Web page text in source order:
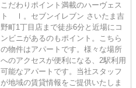
こだわりポイント満載のハーヴェス
ト Ⅰ。セブンイレブン さいたま吉
野町1丁目店まで徒歩6分と近場にコ
ンビニがあるのもポイント。こちら
の物件はアパートです。様々な場所
へのアクセスが便利になる、2駅利用
可能なアパートです。当社スタッフ
が地域の賃貸情報をご提供いたしま